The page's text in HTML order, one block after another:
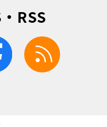
RSS
facebook